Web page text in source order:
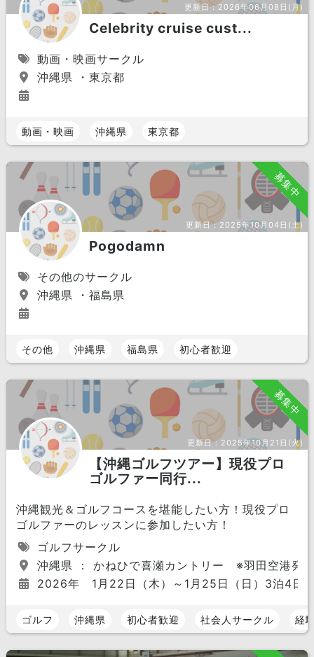
更新日：2026年06月08日(月)
Celebrity cruise cust...
動画・映画サークル
沖縄県 ・東京都
動画・映画 沖縄県 東京都
募集中
更新日： 2025年10月04日(土)
Pogodamn
その他のサークル
沖縄県 ・福島県
その他 沖縄県 福島県 初心者歓迎
募集中
更新日： 2025年10月21日(火)
【沖縄ゴルフツアー】現役プロ
ゴルファー同行...
沖縄観光＆ゴルフコースを堪能したい方！現役プロ
ゴルファーのレッスンに参加したい方！
ゴルフサークル
沖縄県 ： かねひで喜瀬カントリー ※羽田空港発
2026年 1月22日（木）～1月25日（日）3泊4日
ゴルフ 沖縄県 初心者歓迎 社会人サークル 経